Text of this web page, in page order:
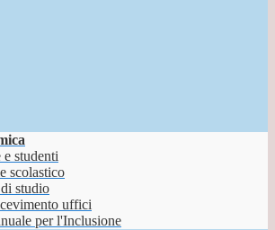
studenti
scolastico
studio
uffici
per l'Inclusione